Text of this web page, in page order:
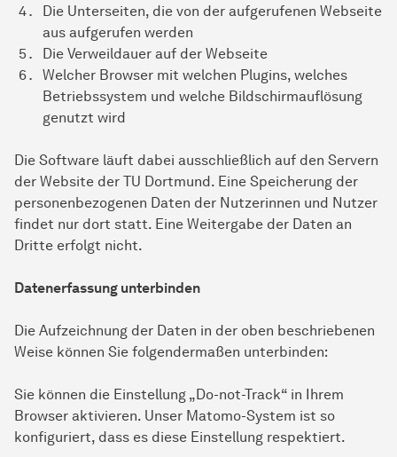
Die Unterseiten, die von der aufgerufenen Webseite
aus aufgerufen werden
Die Verweildauer auf der Webseite
Welcher Browser mit welchen Plugins, welches
Betriebssystem und welche Bildschirmauflösung
genutzt wird
Die Software läuft dabei ausschließlich auf den Servern
der Website der TU Dortmund. Eine Speicherung der
personenbezogenen Daten der Nutzerinnen und Nutzer
findet nur dort statt. Eine Weitergabe der Daten an
Dritte erfolgt nicht.
Datenerfassung unterbinden
Die Aufzeichnung der Daten in der oben beschriebenen
Weise können Sie folgendermaßen unterbinden:
Sie können die Einstellung „Do-not-Track“ in Ihrem
Browser aktivieren. Unser Matomo-System ist so
konfiguriert, dass es diese Einstellung respektiert.